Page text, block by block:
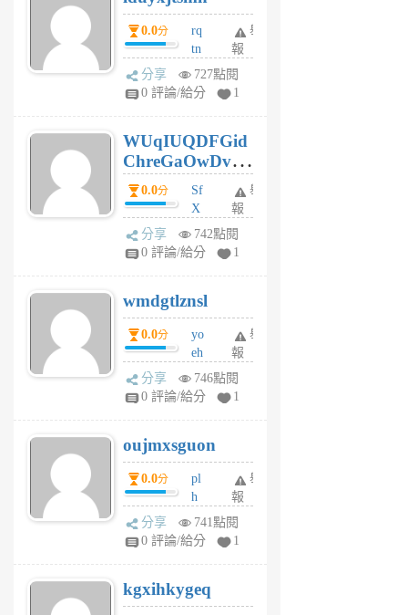
前
0.0分
rq
tn
jt
gl
個
月
前
舉
報
分享
727點閱
0 評論/給分
1
WUqIUQDFGid
ChreGaOwDv
dY0.0分
Sf
X
Pe
Jc
R
P
m
v
A
V
個
月
前
舉
報
分享
742點閱
0 評論/給分
1
wmdgtlznsl
0.0分
yo
eh
ld
gy
個
月
前
舉
報
分享
746點閱
0 評論/給分
1
oujmxsguon
0.0分
pl
h
wi
w
6
個
舉
報
分享
741點閱
0 評論/給分
1
kgxihkygeq